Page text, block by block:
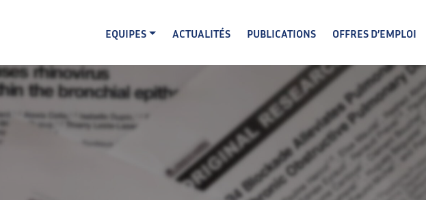
EQUIPES
ACTUALITÉS PUBLICATIONS OFFRES D’EMPLOI